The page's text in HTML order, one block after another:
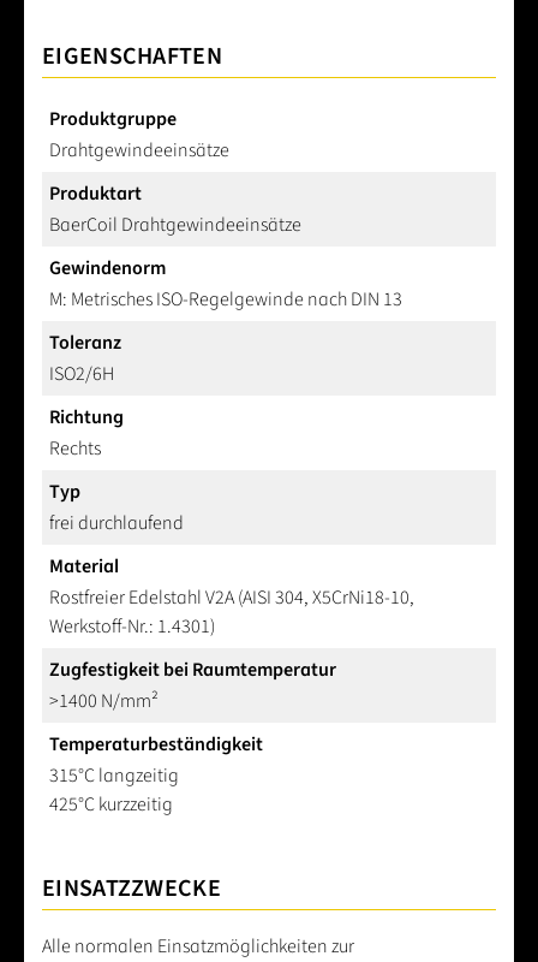
EIGENSCHAFTEN
Produktgruppe
Drahtgewindeeinsätze
Produktart
BaerCoil Drahtgewindeeinsätze
Gewindenorm
M: Metrisches ISO-Regelgewinde nach DIN 13
Toleranz
ISO2/6H
Richtung
Rechts
Typ
frei durchlaufend
Material
Rostfreier Edelstahl V2A (AISI 304, X5CrNi18-10,
Werkstoff-Nr.: 1.4301)
Zugfestigkeit bei Raumtemperatur
>1400 N/mm²
Temperaturbeständigkeit
315°C langzeitig
425°C kurzzeitig
EINSATZZWECKE
Alle normalen Einsatzmöglichkeiten zur